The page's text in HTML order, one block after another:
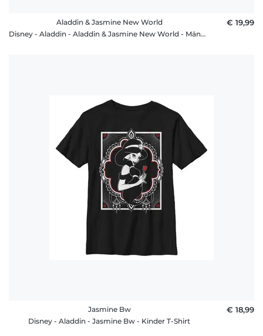
Aladdin & Jasmine New World
Disney - Aladdin - Aladdin & Jasmine New World - Männer T-Shirt
€ 19,99
Jasmine Bw
Disney - Aladdin - Jasmine Bw - Kinder T-Shirt
€ 18,99